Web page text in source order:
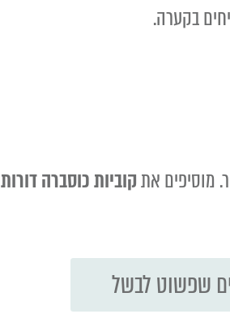
בקערה.
מוסיפים אתקוביות כוסברה דורות
שפשוט לבשל